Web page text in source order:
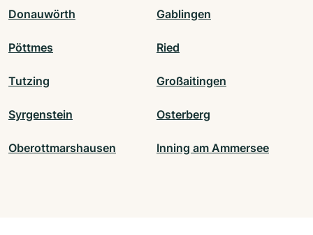
Donauwörth Gablingen
Pöttmes Ried
Tutzing Großaitingen
Syrgenstein Osterberg
Oberottmarshausen Inning am Ammersee